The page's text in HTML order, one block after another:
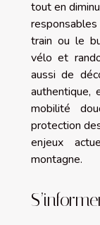
tout en
train ou le
vélo et
aussi de
authentique,
mobilité
protection
enjeux
montagne.